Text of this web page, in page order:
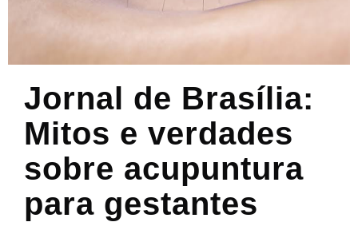
Jornal de Brasília:
Mitos e verdades
sobre acupuntura
para gestantes